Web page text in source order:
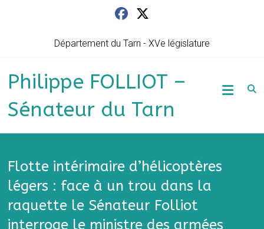
Département du Tarn - XVe législature
Philippe FOLLIOT –
Sénateur du Tarn
Flotte intérimaire d’hélicoptères
légers : face à un trou dans la
raquette le Sénateur Folliot
interroge le ministre des armées